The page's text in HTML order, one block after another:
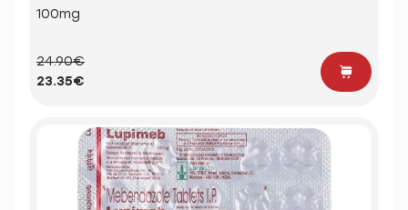
100mg
24.90€
23.35€